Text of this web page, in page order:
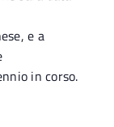
e a
in corso.